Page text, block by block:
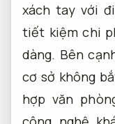
xách tay với
tiết kiệm chi
dàng. Bên
cơ sở không
hợp văn